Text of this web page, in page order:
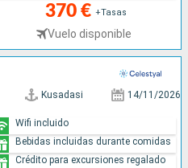
370 € +Tasas
Vuelo disponible
Kusadasi 14/11/2026
Wifi incluido
Bebidas incluidas durante comidas
Crédito para excursiones regalado